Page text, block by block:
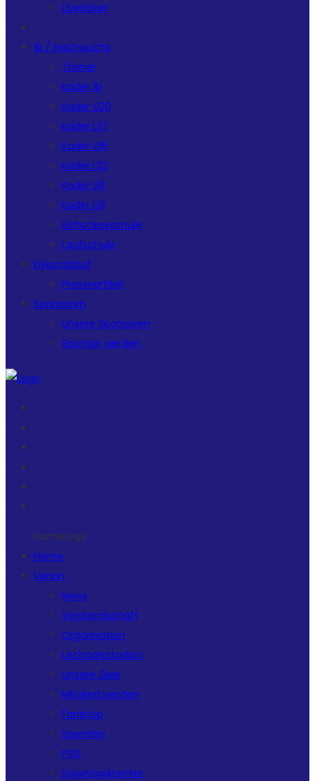
Liveticker
1b / Nachwuchs
Trainer
Kader 1b
Kader U20
Kader U17
Kader U15
Kader U13
Kader U11
Kader U9
Eishockeyschule
Laufschule
Eiskunstlauf
Presseartikel
Sponsoren
Unsere Sponsoren
Sponsor werden
HomeLogo
Home
Verein
News
Vorstandschaft
Organisation
Lechparkstadion
Unsere Ziele
Mitglied werden
Fanshop
Spenden
PSG
Downloadcenter